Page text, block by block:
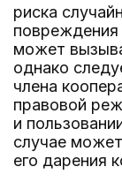
риска
может
однако
члена
правовой
и
случае
его дарения